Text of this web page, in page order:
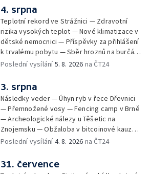
stadionu na Vyškovsku — Výstraha před
bouřkami — Brno hostí Mezinárodní kytarový
festival — Očkování po kousnutí netopýrem
4. srpna
Teplotní rekord ve Strážnici — Zdravotní
rizika vysokých teplot — Nové klimatizace v
dětské nemocnici — Příspěvky za přihlášení
k trvalému pobytu — Sběr hroznů na burčák
— Dokončení oprav vedení — Skončil termín
vody v obcích — Vyschlá koryta potoků —
Sdílení strážníků na Brněnsku
Poslední vysílání5. 8. 2026 na ČT24
3. srpna
Následky veder — Úhyn ryb v řece Dřevnici
— Přemnožené vosy — Fencing camp v Brně
— Archeologické nálezy u Těšetic na
Znojemsku — Obžaloba v bitcoinové kauze
— Přestavba silnice přes Bzenec na
Zašové — Letní opravy divadel — Český hlas
ve vesmíru
Poslední vysílání4. 8. 2026 na ČT24
31. července